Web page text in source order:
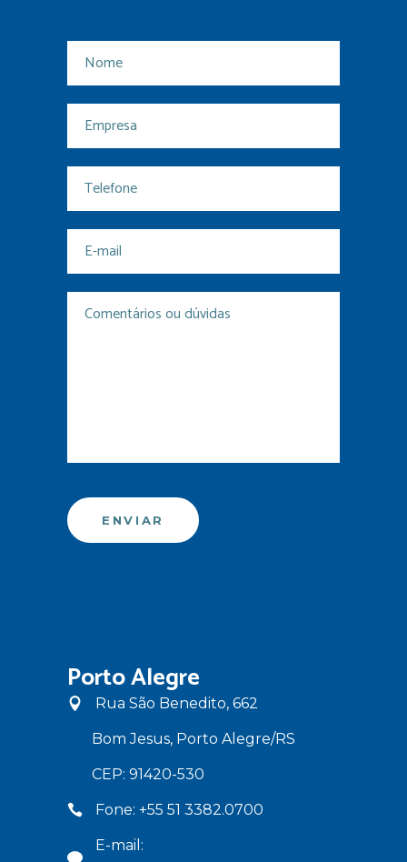
Porto Alegre
Rua São Benedito, 662
Bom Jesus, Porto Alegre/RS
CEP: 91420-530
Fone: +55 51 3382.0700
E-mail: